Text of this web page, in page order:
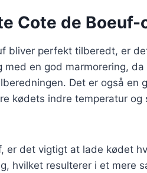
Cote de Boeuf-
bliver perfekt tilberedt, er
en god marmorering,
Det er også en
kødets indre temperatur
er det vigtigt at lade kødet
hvilket resulterer i et mere